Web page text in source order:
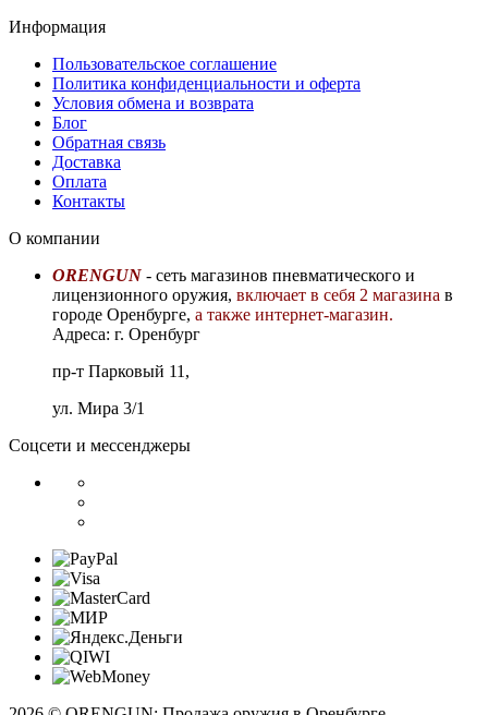
Информация
Пользовательское соглашение
Политика конфиденциальности и оферта
Условия обмена и возврата
Блог
Обратная связь
Доставка
Оплата
Контакты
О компании
ORENGUN - сеть магазинов пневматического и
лицензионного оружия, включает в себя 2 магазина в
городе Оренбурге, а также интернет-магазин.
Адреса: г. Оренбург
пр-т Парковый 11,
ул. Мира 3/1
Соцсети и мессенджеры